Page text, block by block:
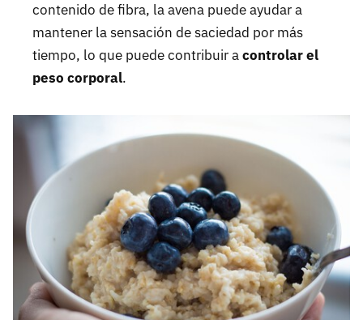
contenido de fibra, la avena puede ayudar a
mantener la sensación de saciedad por más
tiempo, lo que puede contribuir acontrolar el
peso corporal.